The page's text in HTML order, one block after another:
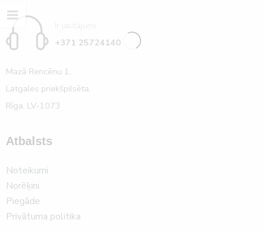
+371 25724140
Mazā Rencēnu 1,
Latgales priekšpilsēta,
Rīga, LV-1073
Atbalsts
Noteikumi
Norēķini
Piegāde
Privātuma politika